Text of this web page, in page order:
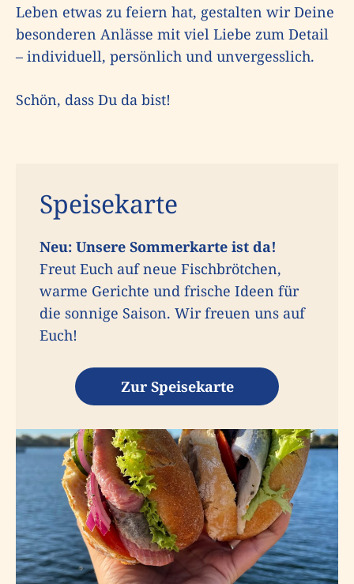
Leben etwas zu feiern hat, gestalten wir Deine
besonderen Anlässe mit viel Liebe zum Detail
– individuell, persönlich und unvergesslich.
Schön, dass Du da bist!
Speisekarte
Neu: Unsere Sommerkarte ist da!
Freut Euch auf neue Fischbrötchen,
warme Gerichte und frische Ideen für
die sonnige Saison. Wir freuen uns auf
Euch!
Zur Speisekarte